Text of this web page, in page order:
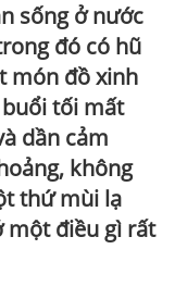
sống ở nước
đó có hũ
món đồ xinh
tối mất
dần cảm
không
thứ mùi lạ
một điều gì rất